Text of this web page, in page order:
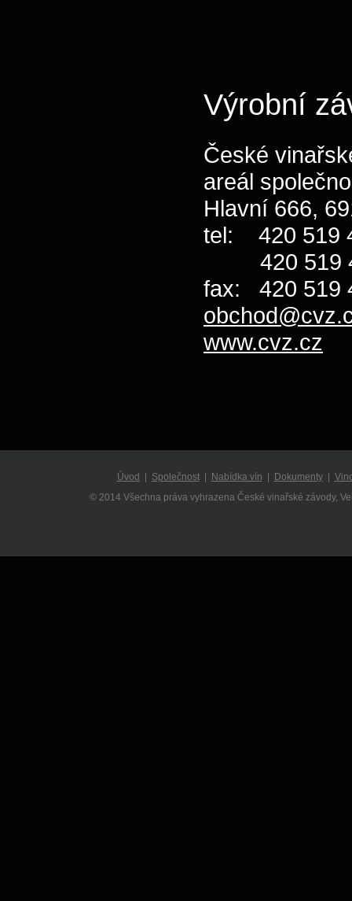
Výrobní
České
areál
Hlavní 666,
tel: 420 519
420 519
fax: 420
www.cvz.cz
Úvod Společnost| Nabídka vín Dokumenty|
© 2014 Všechna práva vyhrazena České vinařské závody,